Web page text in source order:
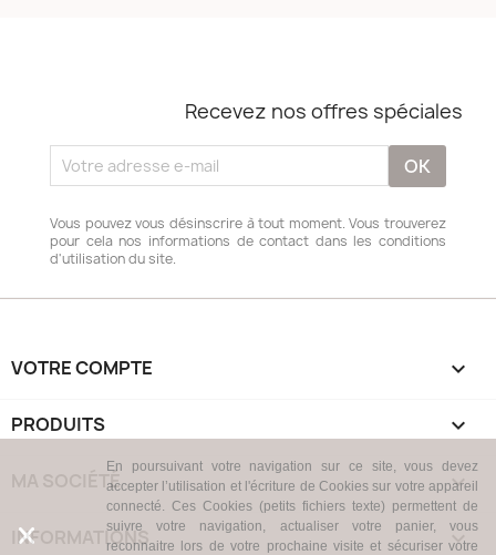
Recevez nos offres spéciales
Vous pouvez vous désinscrire à tout moment. Vous trouverez
pour cela nos informations de contact dans les conditions
d'utilisation du site.
VOTRE COMPTE 
En poursuivant votre navigation sur ce site, vous devez
accepter l’utilisation et l'écriture de Cookies sur votre appareil
connecté. Ces Cookies (petits fichiers texte) permettent de
suivre votre navigation, actualiser votre panier, vous
reconnaitre lors de votre prochaine visite et sécuriser votre
PRODUITS 
MA SOCIÉTÉ 
INFORMATIONS keyboard_arrow_down